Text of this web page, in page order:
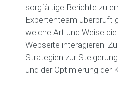
sorgfältige Berichte zu
Expertenteam überprüft
welche Art und Weise
Webseite interagieren.
Strategien zur
und der Optimierung der